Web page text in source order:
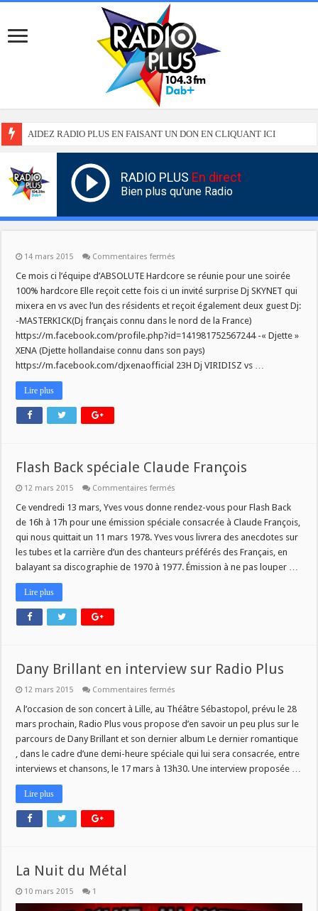
AIDEZ RADIO PLUS EN FAISANT UN DON EN CLIQUANT ICI
RADIO PLUS En direct
Bien plus qu'une Radio
14 mars 2015 Commentaires fermés
Ce mois ci l’équipe d’ABSOLUTE Hardcore se réunie pour une soirée
100% hardcore Elle reçoit cette fois ci un invité surprise Dj SKYNET qui
mixera en vs avec l’un des résidents et reçoit également deux guest Dj:
-MASTERKICK(Dj français connu dans le nord de la France)
https://m.facebook.com/profile.php?id=141981752567244 -« Djette »
XENA (Djette hollandaise connu dans son pays)
https://m.facebook.com/djxenaofficial 23H Dj VIRIDISZ vs …
Lire plus
Flash Back spéciale Claude François
12 mars 2015 Commentaires fermés
Back
Claude
François
Ce vendredi 13 mars, Yves vous donne rendez-vous pour Flash Back
de 16h à 17h pour une émission spéciale consacrée à Claude François,
qui nous quittait un 11 mars 1978. Yves vous livrera des anecdotes sur
les tubes et la carrière d’un des chanteurs préférés des Français, en
balayant sa discographie de 1970 à 1977. Émission à ne pas louper …
Lire plus
Dany Brillant en interview sur Radio Plus
12 mars 2015 Commentaires fermés
Brillant
interview
sur
Radio
Plus
A l’occasion de son concert à Lille, au Théâtre Sébastopol, prévu le 28
mars prochain, Radio Plus vous propose d’en savoir un peu plus sur le
parcours de Dany Brillant et son dernier album Le dernier romantique
, dans le cadre d’une demi-heure spéciale qui lui sera consacrée, entre
interviews et chansons, le 17 mars à 13h30. Une interview proposée …
Lire plus
La Nuit du Métal
10 mars 2015 1